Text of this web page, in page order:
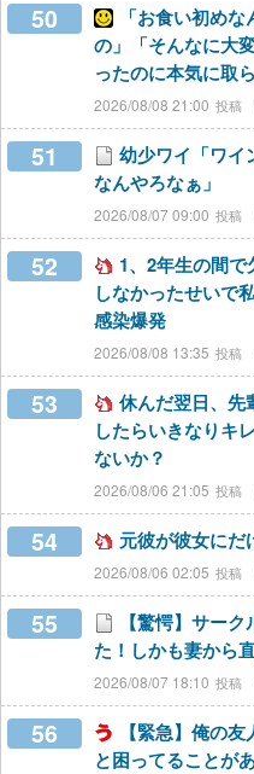
50
「お食い初め
の」「そんなに大
ったのに本気に取
2026/08/08 21:00
51
幼少ワイ「ワイ
なんやろなぁ」
2026/08/07 09:00
52
1、2年生の間
しなかったせいで
感染爆発
2026/08/08 13:35
53
休んだ翌日、先
したらいきなりキ
ないか？
2026/08/06 21:05
54 元彼が彼女にだ
2026/08/06 02:05
55
【驚愕】サー
た！しかも妻から
2026/08/07 18:10
56
【緊急】俺の
と困ってることが